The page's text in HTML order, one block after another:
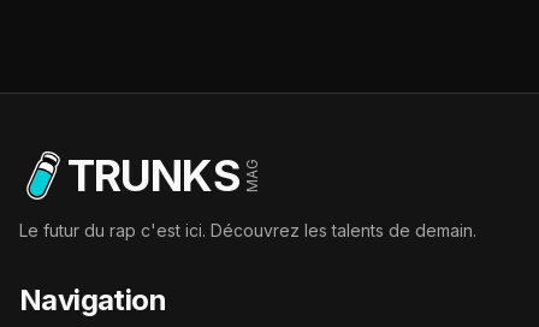
TRUNKS MAG
Le futur du rap c'est ici. Découvrez les talents de demain.
Navigation